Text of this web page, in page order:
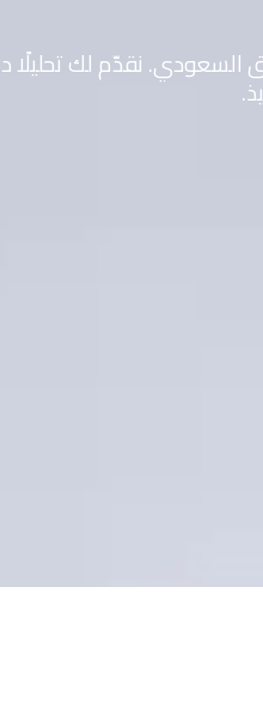
أكثر من 5600 دراسة جدوى على مدار أكثر من 17 عامًا في السوق السعودي. نقدّم